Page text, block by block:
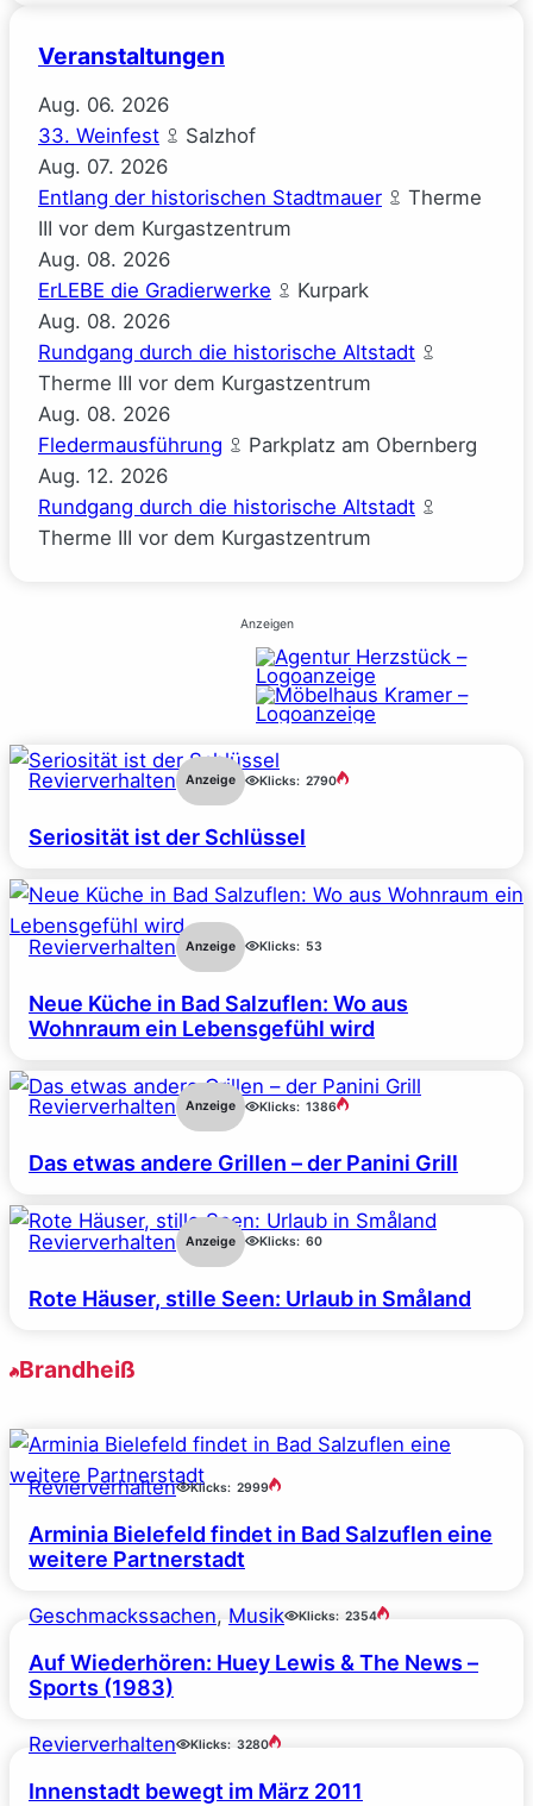
Veranstaltungen
Aug. 06. 2026
33. Weinfest
Salzhof
Aug. 07. 2026
Entlang der historischen Stadtmauer
Therme
III vor dem Kurgastzentrum
Aug. 08. 2026
ErLEBE die Gradierwerke
Kurpark
Aug. 08. 2026
Rundgang durch die historische Altstadt
Therme III vor dem Kurgastzentrum
Aug. 08. 2026
Fledermausführung
Parkplatz am Obernberg
Aug. 12. 2026
Rundgang durch die historische Altstadt
Therme III vor dem Kurgastzentrum
Anzeigen
Revierverhalten Anzeige Klicks: 2790
Seriosität ist der Schlüssel
Revierverhalten Anzeige Klicks: 53
Neue Küche in Bad Salzuflen: Wo aus
Wohnraum ein Lebensgefühl wird
Revierverhalten Anzeige Klicks: 1386
Das etwas andere Grillen – der Panini Grill
Revierverhalten Anzeige Klicks: 60
Rote Häuser, stille Seen: Urlaub in Småland
Brandheiß
Revierverhalten Klicks: 2999
Arminia Bielefeld findet in Bad Salzuflen eine
weitere Partnerstadt
Geschmackssachen, Musik Klicks: 2354
Auf Wiederhören: Huey Lewis & The News –
Sports (1983)
Revierverhalten Klicks: 3280
Innenstadt bewegt im März 2011